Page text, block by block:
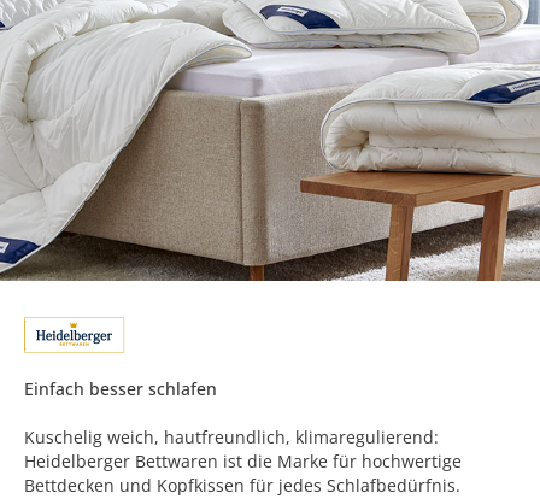
Einfach besser schlafen
Kuschelig weich, hautfreundlich, klimaregulierend:
Heidelberger Bettwaren ist die Marke für hochwertige
Bettdecken und Kopfkissen für jedes Schlafbedürfnis.